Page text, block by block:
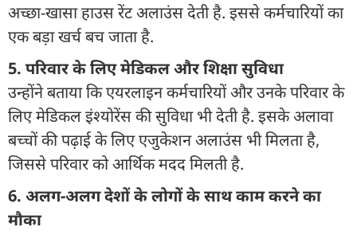
अच्छा-खासा हाउस रेंट अलाउंस देती है. इससे कर्मचारियों का
एक बड़ा खर्च बच जाता है.
5. परिवार के लिए मेडिकल और शिक्षा सुविधा
उन्होंने बताया कि एयरलाइन कर्मचारियों और उनके परिवार के
लिए मेडिकल इंश्योरेंस की सुविधा भी देती है. इसके अलावा
बच्चों की पढ़ाई के लिए एजुकेशन अलाउंस भी मिलता है,
जिससे परिवार को आर्थिक मदद मिलती है.
6. अलग-अलग देशों के लोगों के साथ काम करने का
मौका